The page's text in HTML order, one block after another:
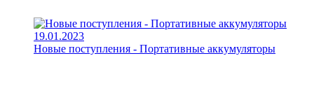
19.01.2023
Новые поступления - Портативные аккумуляторы